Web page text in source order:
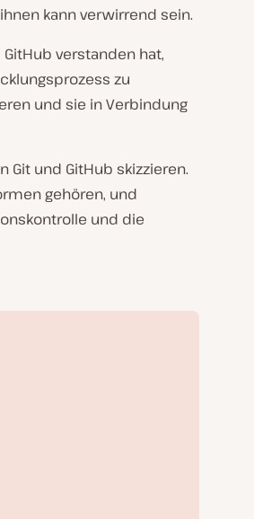
kann verwirrend sein.
verstanden hat,
zu
und sie in Verbindung
und GitHub skizzieren.
gehören, und
und die